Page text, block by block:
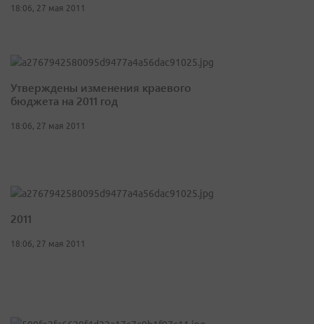
18:06, 27 мая 2011
Утверждены изменения краевого
бюджета на 2011 год
18:06, 27 мая 2011
2011
18:06, 27 мая 2011